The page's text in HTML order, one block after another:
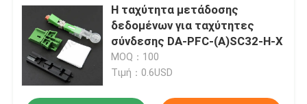
Η ταχύτητα μετάδοσης
δεδομένων για ταχύτητες
σύνδεσης DA-PFC-(A)SC32-H-X
MOQ：100
Τιμή：0.6USD